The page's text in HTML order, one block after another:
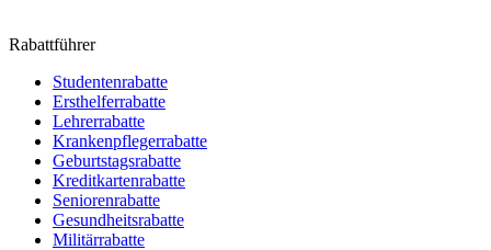
Rabattführer
Studentenrabatte
Ersthelferrabatte
Lehrerrabatte
Krankenpflegerrabatte
Geburtstagsrabatte
Kreditkartenrabatte
Seniorenrabatte
Gesundheitsrabatte
Militärrabatte